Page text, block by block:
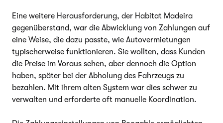
Eine weitere Herausforderung, der Habitat Madeira
gegenüberstand, war die Abwicklung von Zahlungen auf
eine Weise, die dazu passte, wie Autovermietungen
typischerweise funktionieren. Sie wollten, dass Kunden
die Preise im Voraus sehen, aber dennoch die Option
haben, später bei der Abholung des Fahrzeugs zu
bezahlen. Mit ihrem alten System war dies schwer zu
verwalten und erforderte oft manuelle Koordination.